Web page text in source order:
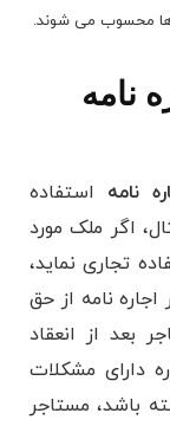
ها محسوب می شوند.
نامه
نامه استفاده
اگر ملک مورد
تجاری نماید،
نامه از حق
بعد از انعقاد
دارای مشکلات
باشد، مستاجر